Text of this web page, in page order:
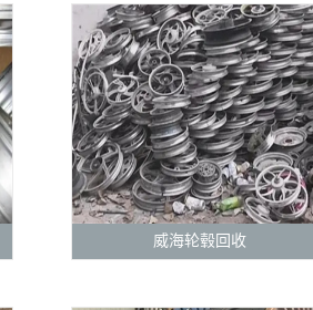
威海轮毂回收